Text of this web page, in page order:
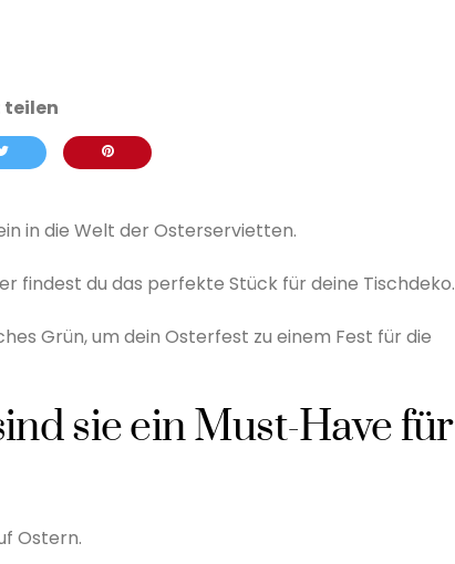
in die Welt der Osterservietten.
findest du das perfekte Stück für deine Tischdeko.
Grün, um dein Osterfest zu einem Fest für die
sie ein Must-Have für
Ostern.